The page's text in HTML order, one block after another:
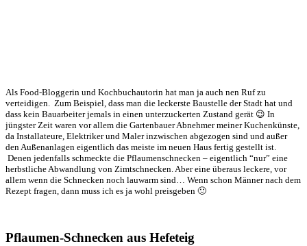
Als Food-Bloggerin und Kochbuchautorin hat man ja auch nen Ruf zu
verteidigen. Zum Beispiel, dass man die leckerste Baustelle der Stadt hat und
dass kein Bauarbeiter jemals in einen unterzuckerten Zustand gerät 😉 In
jüngster Zeit waren vor allem die Gartenbauer Abnehmer meiner Kuchenkünste,
da Installateure, Elektriker und Maler inzwischen abgezogen sind und außer
den Außenanlagen eigentlich das meiste im neuen Haus fertig gestellt ist.
Denen jedenfalls schmeckte die Pflaumenschnecken – eigentlich “nur” eine
herbstliche Abwandlung von Zimtschnecken. Aber eine überaus leckere, vor
allem wenn die Schnecken noch lauwarm sind… Wenn schon Männer nach dem
Rezept fragen, dann muss ich es ja wohl preisgeben 🙂
Pflaumen-Schnecken aus Hefeteig